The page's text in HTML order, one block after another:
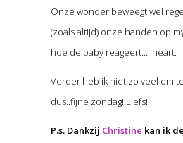
Onze wonder beweegt wel
(zoals altijd) onze handen op
hoe de baby reageert… :heart:
Verder heb ik niet zo veel om
dus..fijne zondag! Liefs!
P.s. Dankzij Christine kan ik